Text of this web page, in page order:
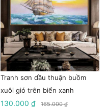
Tranh sơn dầu thuận buồm
xuôi gió trên biển xanh
130.000 ₫ 165.000 ₫